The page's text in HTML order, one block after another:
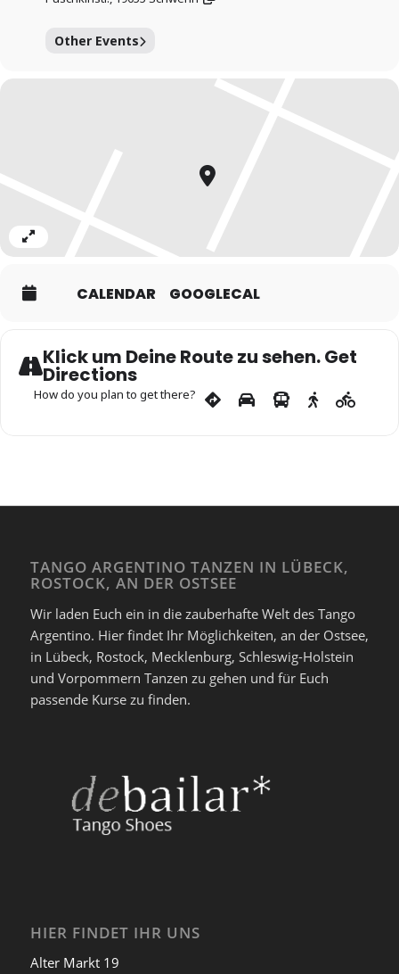
Other Events
CALENDAR GOOGLECAL
Klick um Deine Route zu sehen. Get
Directions
How do you plan to get there?
TANGO ARGENTINO TANZEN IN LÜBECK,
ROSTOCK, AN DER OSTSEE
Wir laden Euch ein in die zauberhafte Welt des Tango
Argentino. Hier findet Ihr Möglichkeiten, an der Ostsee,
in Lübeck, Rostock, Mecklenburg, Schleswig-Holstein
und Vorpommern Tanzen zu gehen und für Euch
passende Kurse zu finden.
HIER FINDET IHR UNS
Alter Markt 19